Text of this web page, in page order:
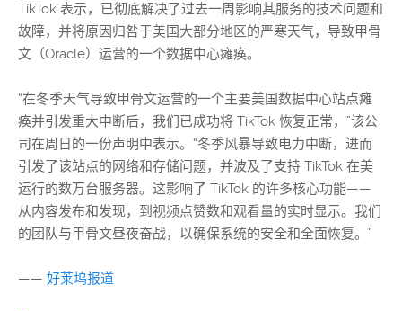
TikTok 表示，已彻底解决了过去一周影响其服务的技术问题和
故障，并将原因归咎于美国大部分地区的严寒天气，导致甲骨
文（Oracle）运营的一个数据中心瘫痪。
“在冬季天气导致甲骨文运营的一个主要美国数据中心站点瘫
痪并引发重大中断后，我们已成功将 TikTok 恢复正常，”该公
司在周日的一份声明中表示。“冬季风暴导致电力中断，进而
引发了该站点的网络和存储问题，并波及了支持 TikTok 在美
运行的数万台服务器。这影响了 TikTok 的许多核心功能——
从内容发布和发现，到视频点赞数和观看量的实时显示。我们
的团队与甲骨文昼夜奋战，以确保系统的安全和全面恢复。”
—— 好莱坞报道